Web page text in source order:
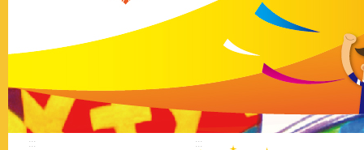
::: :::